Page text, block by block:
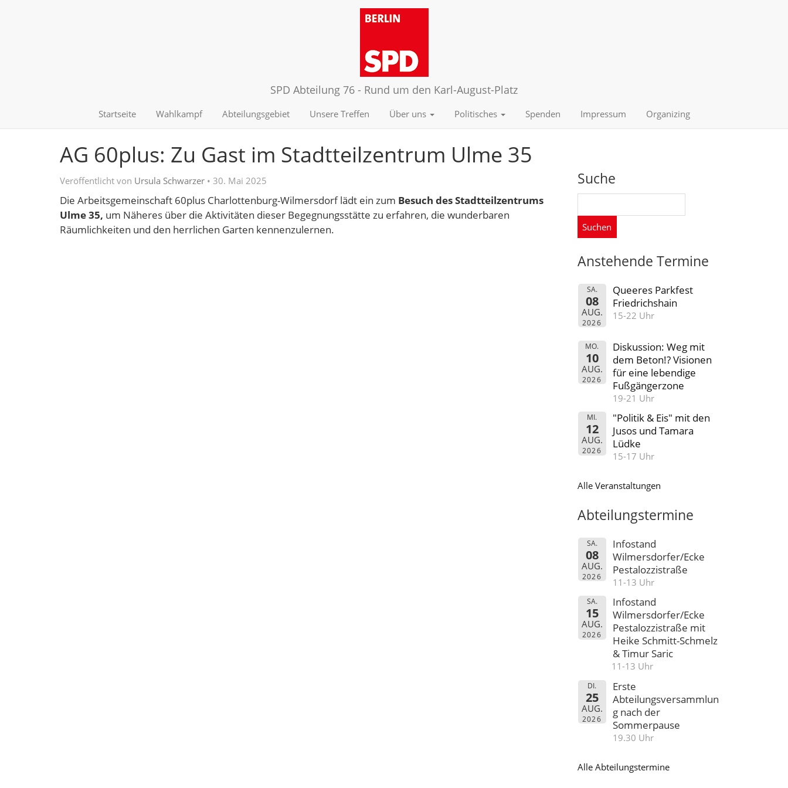
SPD Abteilung 76 - Rund um den Karl-August-Platz
Startseite Wahlkampf Abteilungsgebiet Unsere Treffen Über uns Politisches Spenden Impressum Organizing
AG 60plus: Zu Gast im Stadtteilzentrum Ulme 35
Veröffentlicht von Ursula Schwarzer • 30. Mai 2025
Die Arbeitsgemeinschaft 60plus Charlottenburg-Wilmersdorf lädt ein zum Besuch des Stadtteilzentrums
Ulme 35, um Näheres über die Aktivitäten dieser Begegnungsstätte zu erfahren, die wunderbaren
Räumlichkeiten und den herrlichen Garten kennenzulernen.
Suche
Anstehende Termine
SA.
08
AUG.
2026
Queeres Parkfest
Friedrichshain
15-22 Uhr
MO.
10
AUG.
2026
Diskussion: Weg mit
dem Beton!? Visionen
für eine lebendige
Fußgängerzone
19-21 Uhr
MI.
12
AUG.
2026
"Politik & Eis" mit den
Jusos und Tamara
Lüdke
15-17 Uhr
Alle Veranstaltungen
Abteilungstermine
SA.
08
AUG.
2026
Infostand
Wilmersdorfer/Ecke
Pestalozzistraße
11-13 Uhr
SA.
15
AUG.
2026
Infostand
Wilmersdorfer/Ecke
Pestalozzistraße mit
Heike Schmitt-Schmelz
& Timur Saric
11-13 Uhr
DI.
25
AUG.
2026
Erste
Abteilungsversammlun
g nach der
Sommerpause
19.30 Uhr
Alle Abteilungstermine